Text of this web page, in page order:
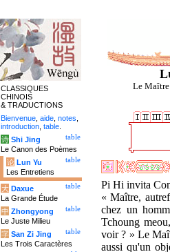
Le Maître
Pi Hi invita
« Maître,
chez un
Tchoung
voir ? » Le
aussi qu'un
CLASSIQUES
CHINOIS
& TRADUCTIONS
Bienvenue aide notes
introduction table
table
诗 Shi Jing
Le Canon des Poèmes
table
论 Lun Yu
Les Entretiens
table
大 Daxue
La Grande Étude
table
中 Zhongyong
Le Juste Milieu
table
字 San Zi Jing
Les Trois Caractères